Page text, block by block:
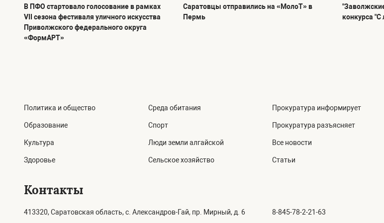
В ПФО стартовало голосование в рамках
VII сезона фестиваля уличного искусства
Приволжского федерального округа
«ФормАРТ»
Саратовцы отправились на «МолоТ» в
Пермь
конкурса
Политика и общество
Образование
Культура
Здоровье
Среда обитания
Спорт
Люди земли алгайской
Сельское хозяйство
Прокуратура информирует
Прокуратура разъясняет
Все новости
Статьи
Контакты
413320, Саратовская область, с. Александров-Гай, пр. Мирный, д. 6 8-845-78-2-21-63